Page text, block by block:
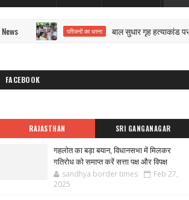
परिजनों का धरना बाल सुधार गृह हत्याकांड पर बवाल
FACEBOOK
RAJASTHAN SRI GANGANAGAR
गहलोत का बड़ा बयान, विधानसभा में मिलकर
गतिरोध को समाप्त करें सत्ता पक्ष और विपक्ष
sandhya border times
Feb 27,
2025